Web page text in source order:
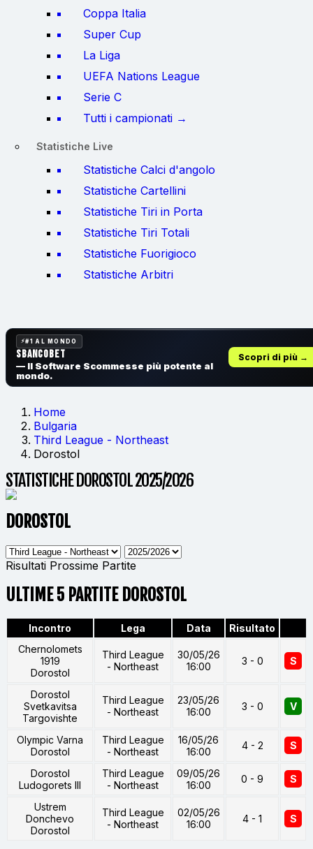
Coppa Italia
Super Cup
La Liga
UEFA Nations League
Serie C
Tutti i campionati →
Statistiche Live
Statistiche Calci d'angolo
Statistiche Cartellini
Statistiche Tiri in Porta
Statistiche Tiri Totali
Statistiche Fuorigioco
Statistiche Arbitri
#1 AL MONDO
SbancoBet
— Il Software Scommesse più potente al
mondo.
Scopri di più →
Home
Bulgaria
Third League - Northeast
Dorostol
STATISTICHE DOROSTOL 2025/2026
DOROSTOL
Risultati Prossime Partite
ULTIME 5 PARTITE DOROSTOL
Incontro Lega Data
Risultato
Chernolomets
1919
Dorostol
Third League
- Northeast
30/05/26
16:00
3 - 0 S
Dorostol
Svetkavitsa
Targovishte
Third League
- Northeast
23/05/26
16:00
3 - 0 V
Olympic Varna
Dorostol
Third League
- Northeast
16/05/26
16:00
4 - 2 S
Dorostol
Ludogorets III
Third League
- Northeast
09/05/26
16:00
0 - 9 S
Ustrem
Donchevo
Dorostol
Third League
- Northeast
02/05/26
16:00
4 - 1 S